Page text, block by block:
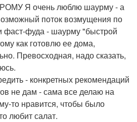
Я очень люблю шаурму - а
поток возмущения по
фаст-фуда - шаурму "быстрой
как готовлю ее дома,
Превосходная, надо сказать,
- конкретных рекомендаций
не дам - сама все делаю на
то нравится, чтобы было
любит салат.